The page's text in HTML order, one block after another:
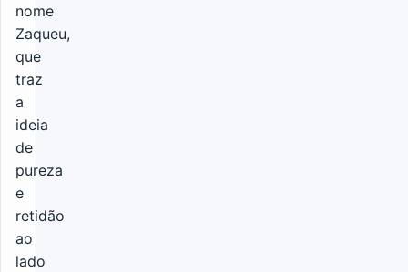
nome
Zaqueu,
que
traz
a
ideia
de
pureza
e
retidão
ao
lado